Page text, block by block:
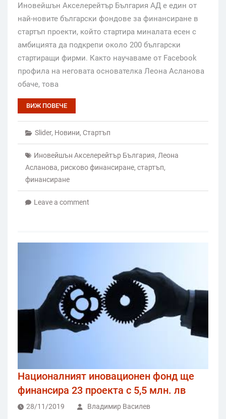
Иновейшън Акселерейтър България АД е един от
най-новите български фондове за финансиране в
стартъп проекти, който стартира миналата есен с
амбицията да подкрепи около 200 български
стартиращи фирми. Както научаваме от Facebook
профила на неговата основателка Леона Асланова
обаче, това
ВИЖ ПОВЕЧЕ
Slider, Новини, Стартъп
Иновейшън Акселерейтър България, Леона
Асланова, рисково финансиране, стартъп,
финансиране
Leave a comment
Националният иновационен фонд ще
финансира 23 проекта с 5,5 млн. лв
28/11/2019 Владимир Василев